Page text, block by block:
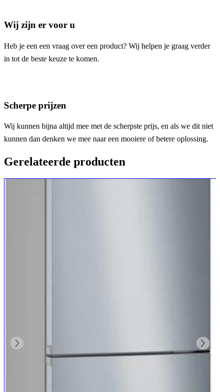
Wij zijn er voor u
Heb je een een vraag over een product? Wij helpen je graag verder
in tot de beste keuze te komen.
Scherpe prijzen
Wij kunnen bijna altijd mee met de scherpste prijs, en als we dit niet
kunnen dan denken we mee naar een mooiere of betere oplossing.
Gerelateerde producten